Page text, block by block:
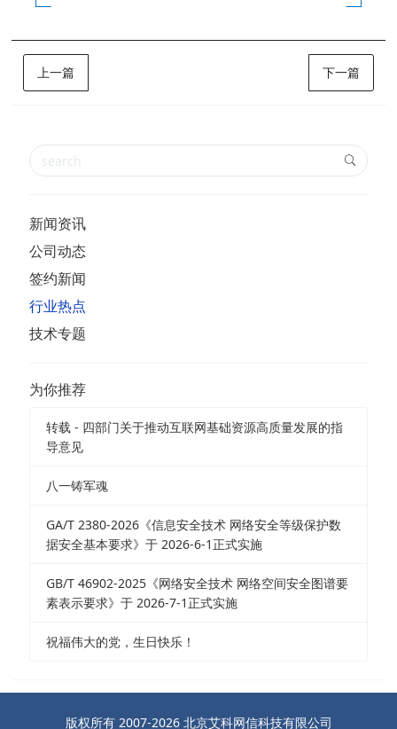
上一篇 下一篇
新闻资讯
公司动态
签约新闻
行业热点
技术专题
为你推荐
转载 - 四部门关于推动互联网基础资源高质量发展的指
导意见
八一铸军魂
GA/T 2380-2026《信息安全技术 网络安全等级保护数
据安全基本要求》于 2026-6-1正式实施
GB/T 46902-2025《网络安全技术 网络空间安全图谱要
素表示要求》于 2026-7-1正式实施
祝福伟大的党，生日快乐！
版权所有 2007-2026 北京艾科网信科技有限公司